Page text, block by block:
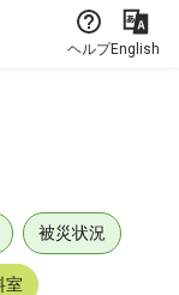
ヘルプEnglish
被災状況
室